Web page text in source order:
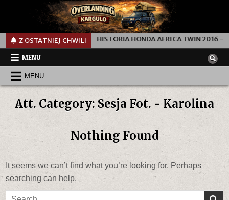
Z OSTATNIEJ CHWILI
KM W TRZY DNI HISTORIA HONDA AFRICA TWIN 2016 —
MENU
MENU
Att. Category: Sesja Fot. - Karolina
Nothing Found
It seems we can’t find what you’re looking for. Perhaps
searching can help.
Search